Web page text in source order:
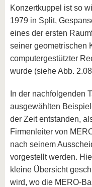
Konzertkuppel ist so
1979 in Split,
eines der ersten
seiner geometrischen
computergestützter
wurde (siehe Abb.
In der nachfolgenden
ausgewählten
der Zeit entstanden,
Firmenleiter von
nach seinem
vorgestellt werden.
kleine Übersicht
wird, wo die MERO-